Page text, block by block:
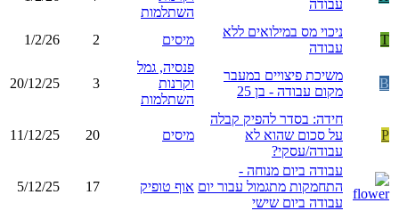
עבודה
השתלמות
T
ניכוי מס במילואים ללא
עבודה
מיסים 2
1/2/26
B
משיכת פיצויים במעבר
מקום עבודה - בן 25
פנסיה, גמל
וקרנות
השתלמות
3
20/12/25
P
חידה: בסדר להפיק קבלה
על סכום שהוא לא
עבודה/עסקי?
מיסים 20
11/12/25
עבודה ביום מנוחה -
התחמקות מתגמול עבור יום
עבודה ביום שישי
אוף טופיק 17
5/12/25